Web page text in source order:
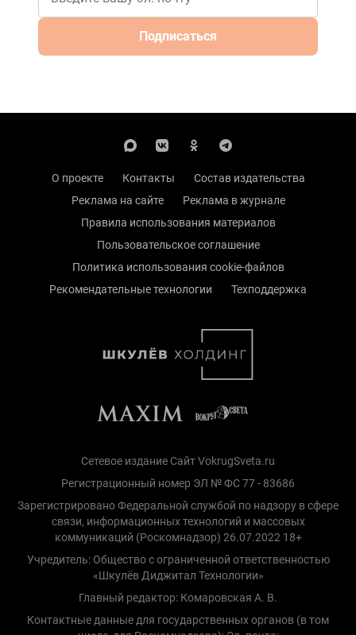
Подписаться
О проекте Контакты
Состав издательства
Реклама на сайте
Реклама в журнале
Правила использования материалов
Пользовательское соглашение
Политика использования cookie-файлов
Рекомендательные технологии
Техподдержка
Сетевое издание Сайт VokrugSveta.ru
Регистрационный номер ЭЛ № ФС 77 - 83686
Зарегистрировано Федеральной службой по надзору в сфере
связи, информационных технологий и массовых
коммуникаций (Роскомнадзор) 26.07.2022 18+
Учредитель: Общество с ограниченной ответственностью
«Шкулёв Диджитал Технологии»
Главный редактор: Комаровская А. В.
Контактные данные для государственных органов (в том